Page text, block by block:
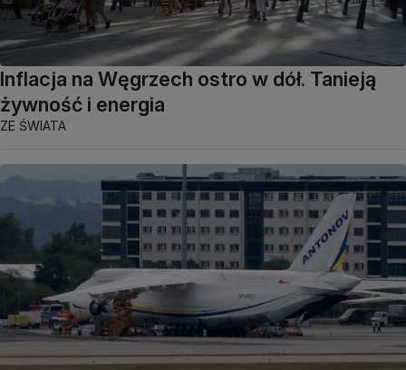
Inflacja na Węgrzech ostro w dół. Tanieją
żywność i energia
ZE ŚWIATA